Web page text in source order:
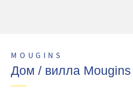
MOUGINS
Дом / вилла Mougins